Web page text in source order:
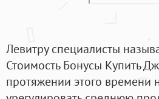
Левитру специалисты
Стоимость Бонусы Купить
протяжении этого